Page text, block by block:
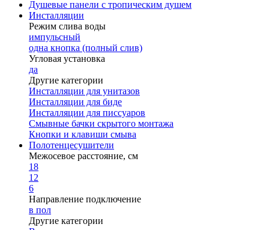
Душевые панели с тропическим душем
Инсталляции
Режим слива воды
импульсный
одна кнопка (полный слив)
Угловая установка
да
Другие категории
Инсталляции для унитазов
Инсталляции для биде
Инсталляции для писсуаров
Смывные бачки скрытого монтажа
Кнопки и клавиши смыва
Полотенцесушители
Межосевое расстояние, см
18
12
6
Направление подключение
в пол
Другие категории